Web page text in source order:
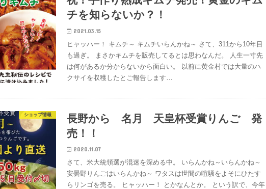
チを知らないか？！
2021.03.15
ヒャッハー！ キムチ～ キムチいらんかね～ さて、311から10年目
も過ぎ。 まさかキムチを販売してるとは思わなんだ。 人生一寸先
は何があるか分からないから面白い。 以前に黄金村では大量のハ
クサイを収穫したとご報告します…
ショップ情報
長野から 名月 天皇杯受賞りんご 発
売！！
2020.11.07
さて、米大統領選が混迷を深める中。 いらんかね～いらんかね～
安曇野りんごはいらんかね～ ワタスは世間の喧騒をよそにひたす
らリンゴを売る。 ヒャッハー！ とかなんとか。 という訳で、今年